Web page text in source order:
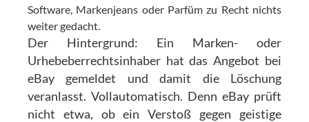
Software, Markenjeans oder Parfüm zu Recht nichts
weiter gedacht.
Der Hintergrund: Ein Marken- oder
Urhebeberrechtsinhaber hat das Angebot bei
eBay gemeldet und damit die Löschung
veranlasst. Vollautomatisch. Denn eBay prüft
nicht etwa, ob ein Verstoß gegen geistige